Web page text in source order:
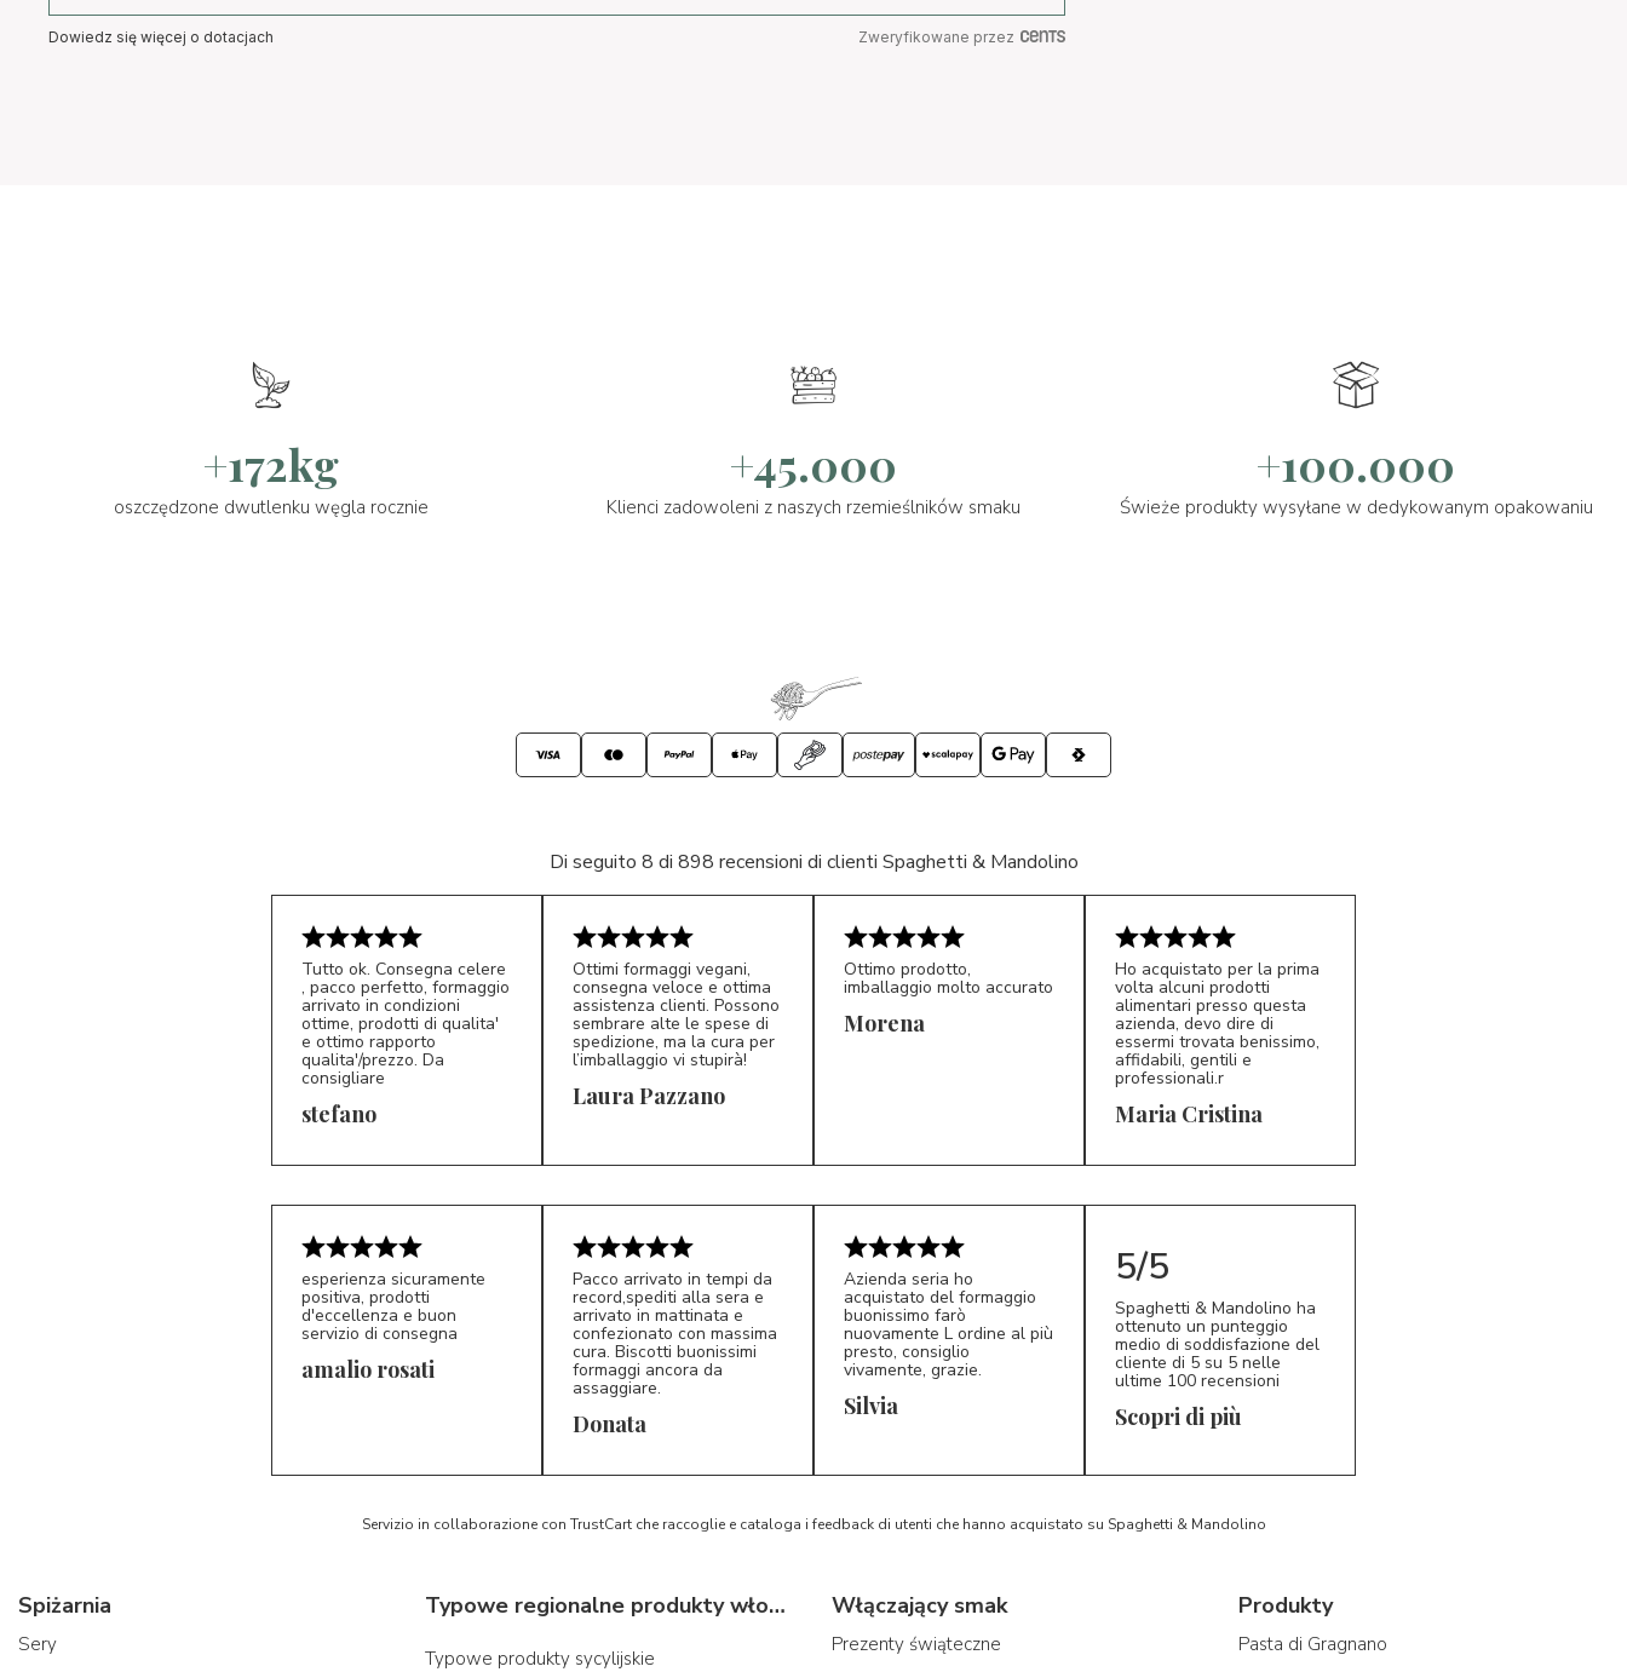
Dowiedz się więcej o dotacjach Zweryfikowane przez
+172kg
oszczędzone dwutlenku węgla rocznie
+45.000
Klienci zadowoleni z naszych rzemieślników smaku
+100.000
Świeże produkty wysyłane w dedykowanym opakowaniu
Di seguito 8 di 898 recensioni di clienti Spaghetti & Mandolino
S*
Tutto ok. Consegna celere
, pacco perfetto, formaggio
arrivato in condizioni
ottime, prodotti di qualita'
e ottimo rapporto
qualita'/prezzo. Da
consigliare
stefano LP 5/5
Ottimi formaggi vegani,
consegna veloce e ottima
assistenza clienti. Possono
sembrare alte le spese di
spedizione, ma la cura per
l’imballaggio vi stupirà!
Laura Pazzano
Ottimo prodotto,
imballaggio molto accurato
Morena
MC 5/5
Ho acquistato per la prima
volta alcuni prodotti
alimentari presso questa
azienda, devo dire di
essermi trovata benissimo,
affidabili, gentili e
professionali.r
Maria Cristina
esperienza sicuramente
positiva, prodotti
d'eccellenza e buon
servizio di consegna
amalio rosati
D*
Pacco arrivato in tempi da
record,spediti alla sera e
arrivato in mattinata e
confezionato con massima
cura. Biscotti buonissimi
formaggi ancora da
assaggiare.
Donata S*
Azienda seria ho
acquistato del formaggio
buonissimo farò
nuovamente L ordine al più
presto, consiglio
vivamente, grazie.
Silvia
5/5
Spaghetti & Mandolino ha
ottenuto un punteggio
medio di soddisfazione del
cliente di 5 su 5 nelle
ultime 100 recensioni
Scopri di più
Servizio in collaborazione con TrustCart che raccoglie e cataloga i feedback di utenti che hanno acquistato su Spaghetti & Mandolino
Spiżarnia
Sery
Typowe regionalne produkty włoskie
Typowe produkty sycylijskie
Włączający smak
Prezenty świąteczne
Produkty
Pasta di Gragnano